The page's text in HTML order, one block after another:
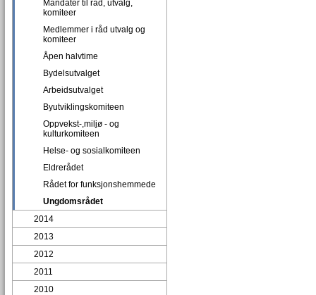
Mandater til råd, utvalg,
komiteer
Medlemmer i råd utvalg og
komiteer
Åpen halvtime
Bydelsutvalget
Arbeidsutvalget
Byutviklingskomiteen
Oppvekst-,miljø - og
kulturkomiteen
Helse- og sosialkomiteen
Eldrerådet
Rådet for funksjonshemmede
Ungdomsrådet
2014
2013
2012
2011
2010